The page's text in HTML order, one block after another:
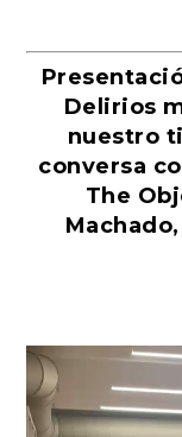
Delirios
nuestro
conversa
The
Reproductor
de
vídeo